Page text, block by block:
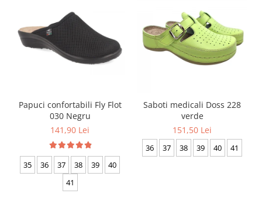
Papuci confortabili Fly Flot
030 Negru
141,90 Lei
35 36 37 38 39
40
41
Saboti medicali Doss 228
verde
151,50 Lei
36 37 38 39 40 41